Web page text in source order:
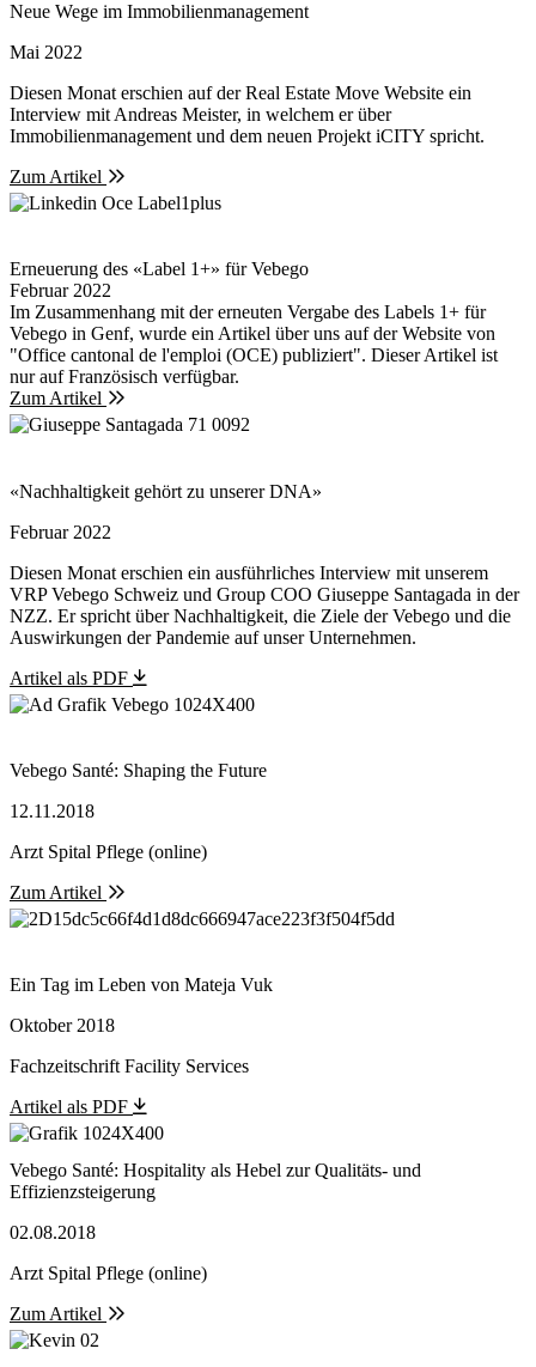
Neue Wege im Immobilienmanagement
Mai 2022
Diesen Monat erschien auf der Real Estate Move Website ein
Interview mit Andreas Meister, in welchem er über
Immobilienmanagement und dem neuen Projekt iCITY spricht.
Zum Artikel
Erneuerung des «Label 1+» für Vebego
Februar 2022
Im Zusammenhang mit der erneuten Vergabe des Labels 1+ für
Vebego in Genf, wurde ein Artikel über uns auf der Website von
"Office cantonal de l'emploi (OCE) publiziert". Dieser Artikel ist
nur auf Französisch verfügbar.
Zum Artikel
«Nachhaltigkeit gehört zu unserer DNA»
Februar 2022
Diesen Monat erschien ein ausführliches Interview mit unserem
VRP Vebego Schweiz und Group COO Giuseppe Santagada in der
NZZ. Er spricht über Nachhaltigkeit, die Ziele der Vebego und die
Auswirkungen der Pandemie auf unser Unternehmen.
Artikel als PDF
Vebego Santé: Shaping the Future
12.11.2018
Arzt Spital Pflege (online)
Zum Artikel
Ein Tag im Leben von Mateja Vuk
Oktober 2018
Fachzeitschrift Facility Services
Artikel als PDF
Vebego Santé: Hospitality als Hebel zur Qualitäts- und
Effizienzsteigerung
02.08.2018
Arzt Spital Pflege (online)
Zum Artikel